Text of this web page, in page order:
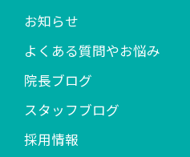
お知らせ
よくある質問やお悩み
院長ブログ
スタッフブログ
採用情報